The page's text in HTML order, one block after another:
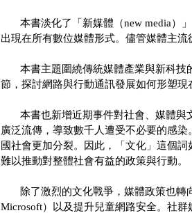
本書淡化了「新媒體（new media）
出現在所有數位媒體形式。儘管媒體主
本書主題圍繞傳統媒體產業與新科技
節，探討網路與行動通訊發展如何形塑現
本書也新增近期事件對社會、媒體與
廣泛流傳，導致數千人遭受不必要的感
國社會更加分裂。因此，「文化」這個
難以推動對整體社會有益的政策與行動。
除了激烈的文化戰爭，媒體政策也轉
Microsoft）以及提升兒童網路安全。社